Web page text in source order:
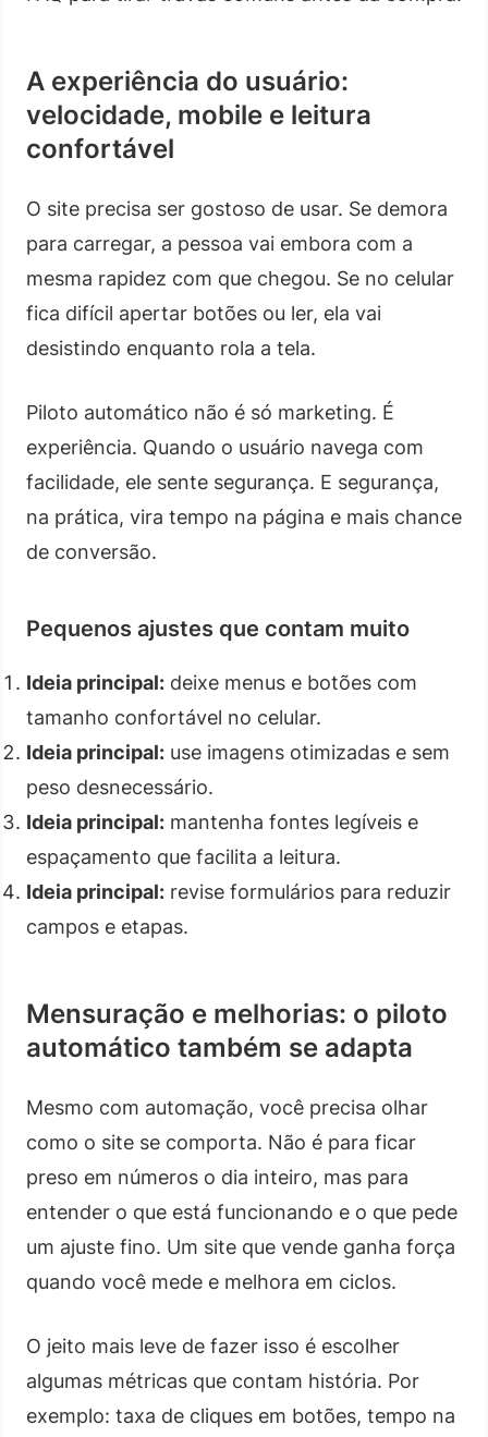
A experiência do usuário:
velocidade, mobile e leitura
confortável
O site precisa ser gostoso de usar. Se demora
para carregar, a pessoa vai embora com a
mesma rapidez com que chegou. Se no celular
fica difícil apertar botões ou ler, ela vai
desistindo enquanto rola a tela.
Piloto automático não é só marketing. É
experiência. Quando o usuário navega com
facilidade, ele sente segurança. E segurança,
na prática, vira tempo na página e mais chance
de conversão.
Pequenos ajustes que contam muito
Ideia principal: deixe menus e botões com
tamanho confortável no celular.
Ideia principal: use imagens otimizadas e sem
peso desnecessário.
Ideia principal: mantenha fontes legíveis e
espaçamento que facilita a leitura.
Ideia principal: revise formulários para reduzir
campos e etapas.
Mensuração e melhorias: o piloto
automático também se adapta
Mesmo com automação, você precisa olhar
como o site se comporta. Não é para ficar
preso em números o dia inteiro, mas para
entender o que está funcionando e o que pede
um ajuste fino. Um site que vende ganha força
quando você mede e melhora em ciclos.
O jeito mais leve de fazer isso é escolher
algumas métricas que contam história. Por
exemplo: taxa de cliques em botões, tempo na